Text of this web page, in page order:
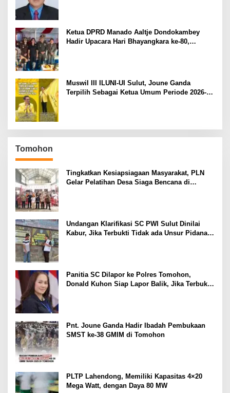
Ketua DPRD Manado Aaltje Dondokambey
Hadir Upacara Hari Bhayangkara ke-80,
Muswil III ILUNI-UI Sulut, Joune Ganda
Terpilih Sebagai Ketua Umum Periode 2026-
Tomohon
Tingkatkan Kesiapsiagaan Masyarakat, PLN
Gelar Pelatihan Desa Siaga Bencana di
Undangan Klarifikasi SC PWI Sulut Dinilai
Kabur, Jika Terbukti Tidak ada Unsur Pidana
Panitia SC Dilapor ke Polres Tomohon,
Donald Kuhon Siap Lapor Balik, Jika Terbukti
Pnt. Joune Ganda Hadir Ibadah Pembukaan
SMST ke-38 GMIM di Tomohon
PLTP Lahendong, Memiliki Kapasitas 4×20
Mega Watt, dengan Daya 80 MW